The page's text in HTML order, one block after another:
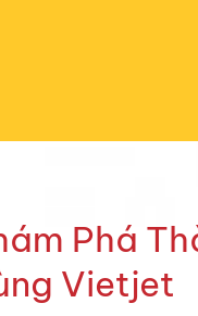
Phá
Vietjet